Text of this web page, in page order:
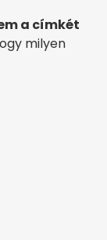
a címkét
milyen